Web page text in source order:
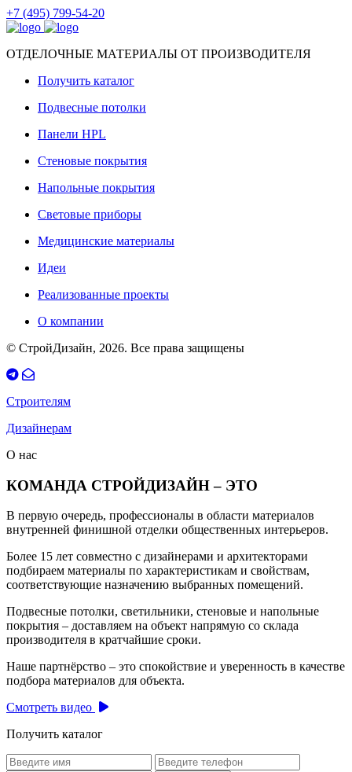
+7 (495) 799-54-20
ОТДЕЛОЧНЫЕ МАТЕРИАЛЫ ОТ ПРОИЗВОДИТЕЛЯ
Получить каталог
Подвесные потолки
Панели HPL
Стеновые покрытия
Напольные покрытия
Световые приборы
Медицинские материалы
Идеи
Реализованные проекты
О компании
© СтройДизайн, 2026. Все права защищены
Строителям
Дизайнерам
О нас
КОМАНДА СТРОЙДИЗАЙН – ЭТО
В первую очередь, профессионалы в области материалов
внутренней финишной отделки общественных интерьеров.
Более 15 лет совместно с дизайнерами и архитекторами
подбираем материалы по характеристикам и свойствам,
соответствующие назначению выбранных помещений.
Подвесные потолки, светильники, стеновые и напольные
покрытия – доставляем на объект напрямую со склада
производителя в кратчайшие сроки.
Наше партнёрство – это спокойствие и уверенность в качестве
подбора материалов для объекта.
Смотреть видео
Получить каталог